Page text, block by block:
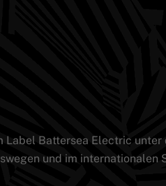
Label Battersea Electric
und im internationalen